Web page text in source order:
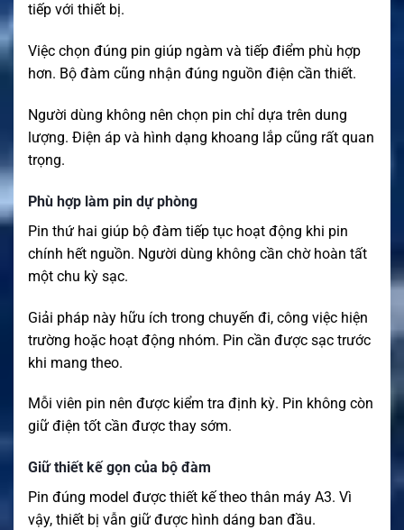
tiếp với thiết bị.
Việc chọn đúng pin giúp ngàm và tiếp điểm phù hợp
hơn. Bộ đàm cũng nhận đúng nguồn điện cần thiết.
Người dùng không nên chọn pin chỉ dựa trên dung
lượng. Điện áp và hình dạng khoang lắp cũng rất quan
trọng.
Phù hợp làm pin dự phòng
Pin thứ hai giúp bộ đàm tiếp tục hoạt động khi pin
chính hết nguồn. Người dùng không cần chờ hoàn tất
một chu kỳ sạc.
Giải pháp này hữu ích trong chuyến đi, công việc hiện
trường hoặc hoạt động nhóm. Pin cần được sạc trước
khi mang theo.
Mỗi viên pin nên được kiểm tra định kỳ. Pin không còn
giữ điện tốt cần được thay sớm.
Giữ thiết kế gọn của bộ đàm
Pin đúng model được thiết kế theo thân máy A3. Vì
vậy, thiết bị vẫn giữ được hình dáng ban đầu.